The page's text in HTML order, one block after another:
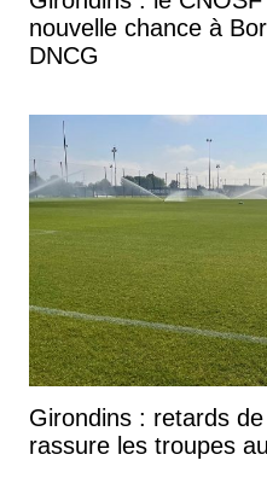
nouvelle chance à
DNCG
Girondins : retards
rassure les troupes